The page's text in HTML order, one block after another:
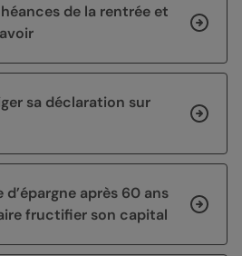
de la rentrée et
sa déclaration sur
après 60 ans
fructifier son capital